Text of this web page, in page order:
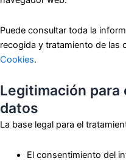
Puede consultar toda la
recogida y tratamiento de las
Cookies.
Legitimación
datos
La base legal para el
El consentimiento del